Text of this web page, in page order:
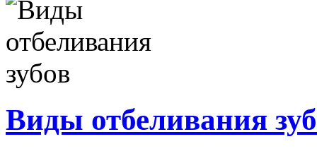
Виды отбеливания